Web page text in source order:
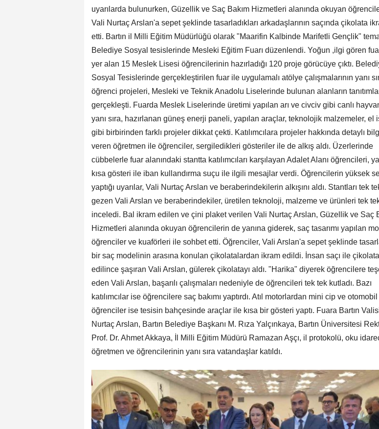
uyarılarda bulunurken, Güzellik ve Saç Bakım Hizmetleri alanında okuyan
Vali Nurtaç Arslan'a sepet şeklinde tasarladıkları arkadaşlarının saçında çikolata
etti. Bartın il Milli Eğitim Müdürlüğü olarak "Maarifin Kalbinde Marifetli Gençlik"
Belediye Sosyal tesislerinde Mesleki Eğitim Fuarı düzenlendi. Yoğun ,ilgi gören
yer alan 15 Meslek Lisesi öğrencilerinin hazırladığı 120 proje görücüye çıktı.
Sosyal Tesislerinde gerçekleştirilen fuar ile uygulamalı atölye çalışmalarının yanı
öğrenci projeleri, Mesleki ve Teknik Anadolu Liselerinde bulunan alanların
gerçekleşti. Fuarda Meslek Liselerinde üretimi yapılan arı ve civciv gibi canlı
yanı sıra, hazırlanan güneş enerji paneli, yapılan araçlar, teknolojik malzemeler, el
gibi birbirinden farklı projeler dikkat çekti. Katılımcılara projeler hakkında detaylı
veren öğretmen ile öğrenciler, sergiledikleri gösteriler ile de alkış aldı. Üzerlerinde
cübbelerle fuar alanındaki stantta katılımcıları karşılayan Adalet Alanı öğrencileri,
kısa gösteri ile iban kullandırma suçu ile ilgili mesajlar verdi. Öğrencilerin yüksek
yaptığı uyarılar, Vali Nurtaç Arslan ve beraberindekilerin alkışını aldı. Stantları tek
gezen Vali Arslan ve beraberindekiler, üretilen teknoloji, malzeme ve ürünleri tek
inceledi. Bal ikram edilen ve çini plaket verilen Vali Nurtaç Arslan, Güzellik ve Saç
Hizmetleri alanında okuyan öğrencilerin de yanına giderek, saç tasarımı yapılan
öğrenciler ve kuaförleri ile sohbet etti. Öğrenciler, Vali Arslan'a sepet şeklinde
bir saç modelinin arasına konulan çikolatalardan ikram edildi. İnsan saçı ile
edilince şaşıran Vali Arslan, gülerek çikolatayı aldı. "Harika" diyerek öğrencilere
eden Vali Arslan, başarılı çalışmaları nedeniyle de öğrencileri tek tek kutladı. Bazı
katılımcılar ise öğrencilere saç bakımı yaptırdı. Atıl motorlardan mini cip ve
öğrenciler ise tesisin bahçesinde araçlar ile kısa bir gösteri yaptı. Fuara Bartın
Nurtaç Arslan, Bartın Belediye Başkanı M. Rıza Yalçınkaya, Bartın Üniversitesi
Prof. Dr. Ahmet Akkaya, İl Milli Eğitim Müdürü Ramazan Aşçı, il protokolü, oku
öğretmen ve öğrencilerinin yanı sıra vatandaşlar katıldı.